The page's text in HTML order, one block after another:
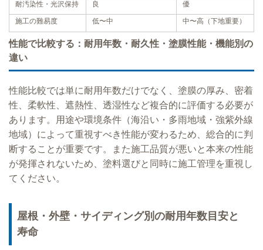
耐汚染性・光沢保持 良 優
施工の難易度 低〜中 中〜高（下地重要）
性能で比較する：耐用年数・耐久性・塗膜性能・機能別の
違い
性能比較では単に耐用年数だけでなく、塗膜の厚み、密着
性、柔軟性、遮熱性、透湿性など複合的に評価する必要が
あります。用途や環境条件（海沿い・多雨地域・強紫外線
地域）によって重視すべき性能が変わるため、総合的に判
断することが重要です。また施工品質が悪いと本来の性能
が発揮されないため、塗料選びと同時に施工管理を重視し
てください。
屋根・外壁・サイディング別の耐用年数目安と
寿命